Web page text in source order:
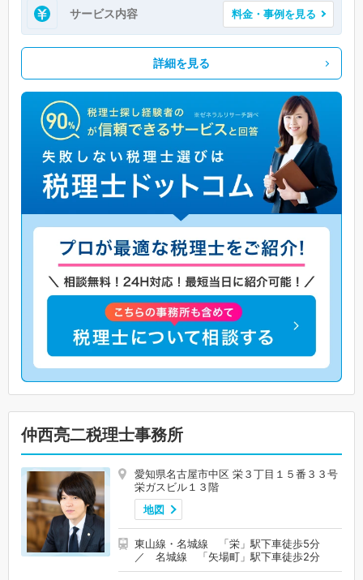
サービス内容 料金・事例を見る
詳細を見る
仲西亮二税理士事務所
愛知県名古屋市中区 栄３丁目１５番３３号
栄ガスビル１３階
地図
東山線・名城線 「栄」駅下車徒歩5分
／ 名城線 「矢場町」駅下車徒歩2分